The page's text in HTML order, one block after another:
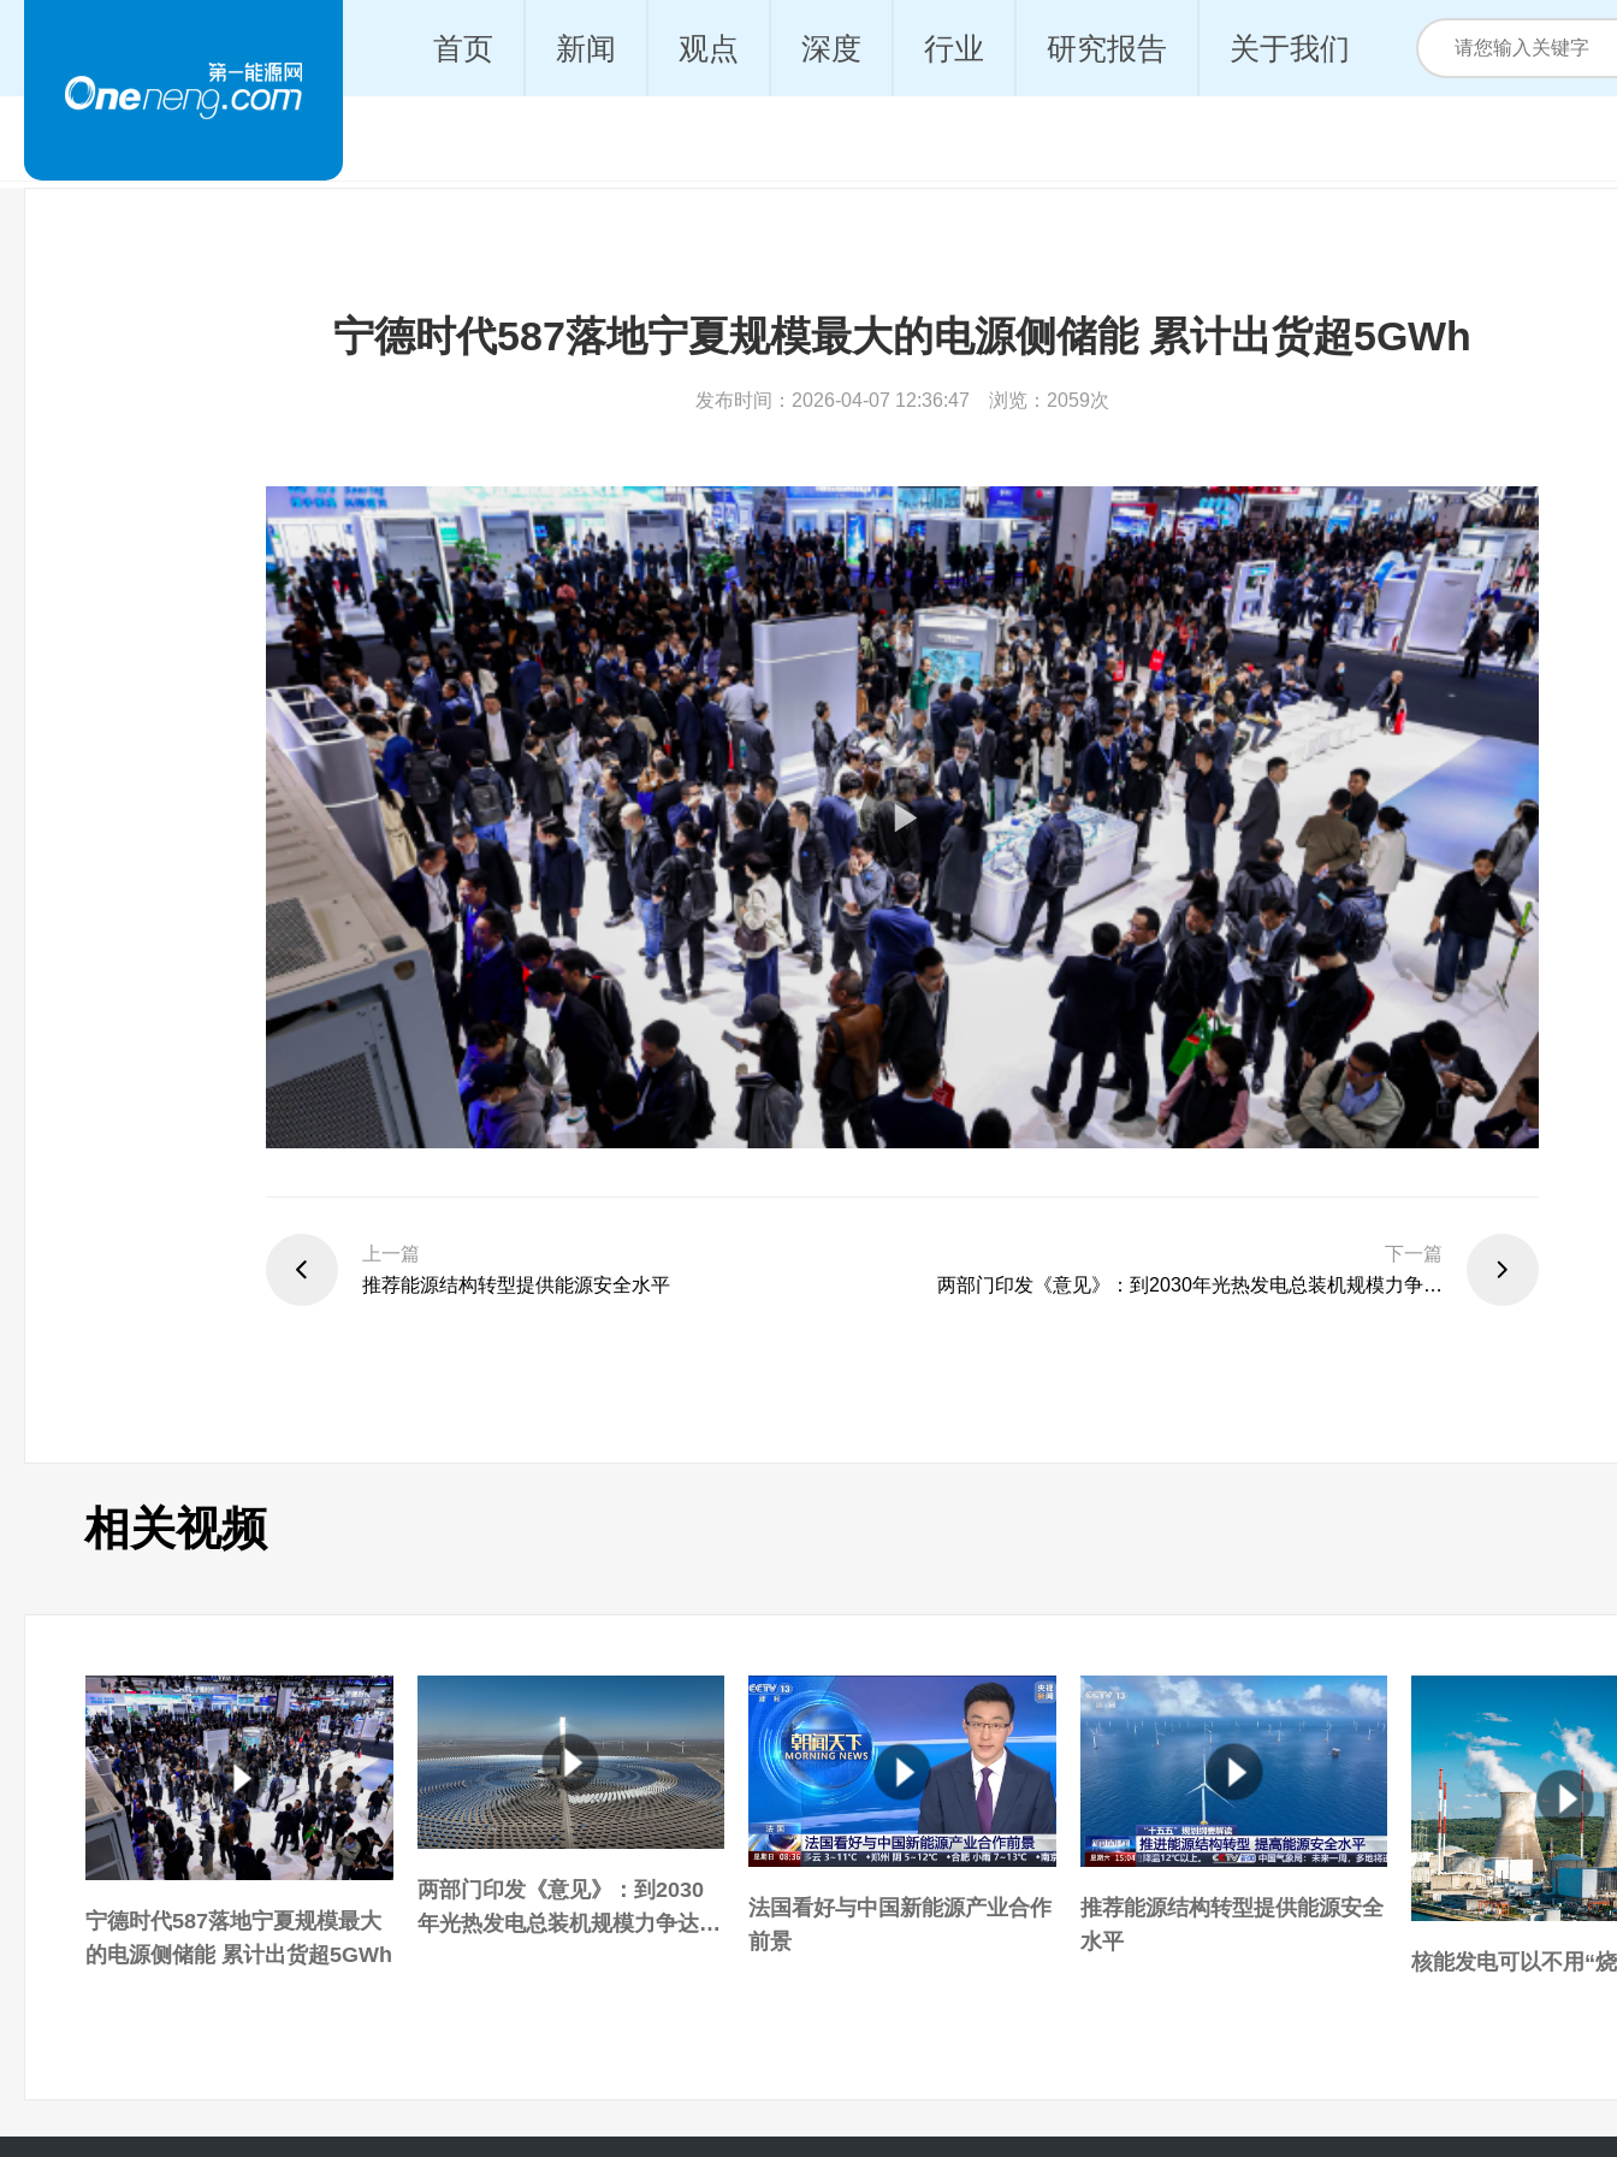
首页 新闻 观点 深度 行业 研究报告 关于我们
宁德时代587落地宁夏规模最大的电源侧储能 累计出货超5GWh
发布时间：2026-04-07 12:36:47 浏览：2059次
上一篇
推荐能源结构转型提供能源安全水平
下一篇
两部门印发《意见》：到2030年光热发电总装机规模力争达
相关视频
宁德时代587落地宁夏规模最大
的电源侧储能 累计出货超5GWh
两部门印发《意见》：到2030
年光热发电总装机规模力争达15
法国看好与中国新能源产业合作
前景
推荐能源结构转型提供能源安全
水平
核能发电可以不用“